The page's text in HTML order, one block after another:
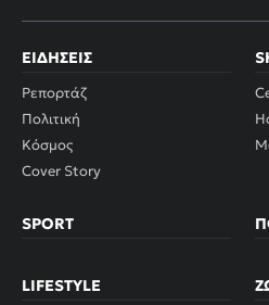
ΕΙΔΉΣΕΙΣ
Ρεπορτάζ
Πολιτική
Κόσμος
Cover Story
SPORT
LIFESTYLE